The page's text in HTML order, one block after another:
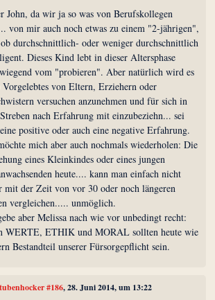
John, da wir ja so was von Berufskollegen
von mir auch noch etwas zu einem "2-jährigen",
durchschnittlich- oder weniger durchschnittlich
Dieses Kind lebt in dieser Altersphase
vom "probieren". Aber natürlich wird es
Vorgelebtes von Eltern, Erziehern oder
versuchen anzunehmen und für sich in
nach Erfahrung mit einzubeziehn... sei
positive oder auch eine negative Erfahrung.
mich aber auch nochmals wiederholen: Die
eines Kleinkindes oder eines jungen
heute.... kann man einfach nicht
mit der Zeit von vor 30 oder noch längeren
vergleichen..... unmöglich.
aber Melissa nach wie vor unbedingt recht:
WERTE, ETHIK und MORAL sollten heute wie
Bestandteil unserer Fürsorgepflicht sein.
#186, 28. Juni 2014, um 13:22